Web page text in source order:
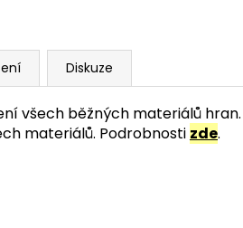
Diskuze
všech běžných materiálů
materiálů. Podrobnosti zde.